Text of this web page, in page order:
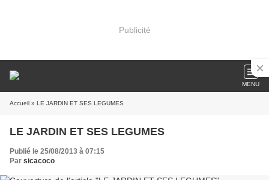
Publicité
MENU
Accueil » LE JARDIN ET SES LEGUMES
LE JARDIN ET SES LEGUMES
Publié le 25/08/2013 à 07:15
Par sicacoco